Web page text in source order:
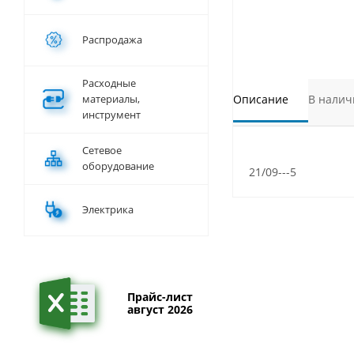
Описание В
21/09---5
Распродажа
Расходные
материалы,
инструмент
Сетевое
оборудование
Электрика
Прайс-лист
август 2026